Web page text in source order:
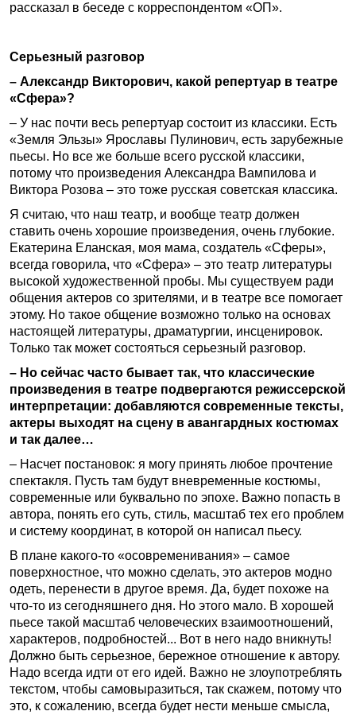
рассказал в беседе с корреспондентом «ОП».
Серьезный разговор
– Александр Викторович, какой репертуар в театре
«Сфера»?
– У нас почти весь репертуар состоит из классики. Есть
«Земля Эльзы» Ярославы Пулинович, есть зарубежные
пьесы. Но все же больше всего русской классики,
потому что произведения Александра Вампилова и
Виктора Розова – это тоже русская советская классика.
Я считаю, что наш театр, и вообще театр должен
ставить очень хорошие произведения, очень глубокие.
Екатерина Еланская, моя мама, создатель «Сферы»,
всегда говорила, что «Сфера» – это театр литературы
высокой художественной пробы. Мы существуем ради
общения актеров со зрителями, и в театре все помогает
этому. Но такое общение возможно только на основах
настоящей литературы, драматургии, инсценировок.
Только так может состояться серьезный разговор.
– Но сейчас часто бывает так, что классические
произведения в театре подвергаются режиссерской
интерпретации: добавляются современные тексты,
актеры выходят на сцену в авангардных костюмах
и так далее…
– Насчет постановок: я могу принять любое прочтение
спектакля. Пусть там будут вневременные костюмы,
современные или буквально по эпохе. Важно попасть в
автора, понять его суть, стиль, масштаб тех его проблем
и систему координат, в которой он написал пьесу.
В плане какого-то «осовременивания» – самое
поверхностное, что можно сделать, это актеров модно
одеть, перенести в другое время. Да, будет похоже на
что-то из сегодняшнего дня. Но этого мало. В хорошей
пьесе такой масштаб человеческих взаимоотношений,
характеров, подробностей... Вот в него надо вникнуть!
Должно быть серьезное, бережное отношение к автору.
Надо всегда идти от его идей. Важно не злоупотреблять
текстом, чтобы самовыразиться, так скажем, потому что
это, к сожалению, всегда будет нести меньше смысла,